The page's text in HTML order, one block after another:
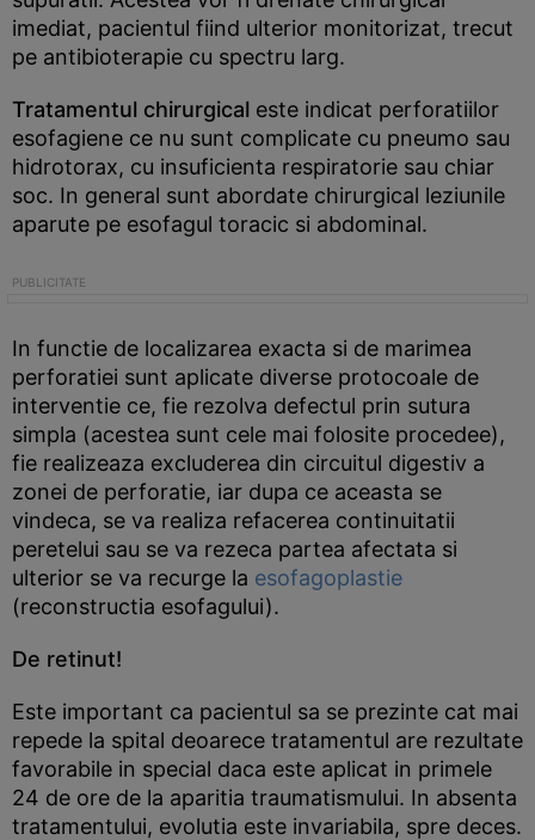
imediat, pacientul fiind ulterior monitorizat, trecut
pe antibioterapie cu spectru larg.
Tratamentul chirurgical este indicat perforatiilor
esofagiene ce nu sunt complicate cu pneumo sau
hidrotorax, cu insuficienta respiratorie sau chiar
soc. In general sunt abordate chirurgical leziunile
aparute pe esofagul toracic si abdominal.
In functie de localizarea exacta si de marimea
perforatiei sunt aplicate diverse protocoale de
interventie ce, fie rezolva defectul prin sutura
simpla (acestea sunt cele mai folosite procedee),
fie realizeaza excluderea din circuitul digestiv a
zonei de perforatie, iar dupa ce aceasta se
vindeca, se va realiza refacerea continuitatii
peretelui sau se va rezeca partea afectata si
ulterior se va recurge la esofagoplastie
(reconstructia esofagului).
De retinut!
Este important ca pacientul sa se prezinte cat mai
repede la spital deoarece tratamentul are rezultate
favorabile in special daca este aplicat in primele
24 de ore de la aparitia traumatismului. In absenta
tratamentului, evolutia este invariabila, spre deces.